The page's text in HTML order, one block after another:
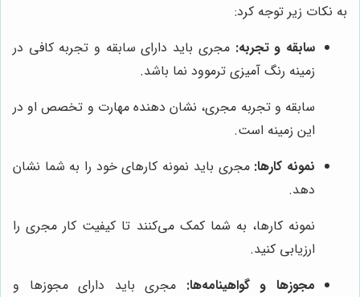
به نکات زیر توجه کرد:
سابقه و تجربه: مجری باید دارای سابقه و تجربه کافی در
زمینه رنگ آمیزی ترموود نما باشد.
سابقه و تجربه مجری، نشان دهنده مهارت و تخصص او در
این زمینه است.
نمونه کارها: مجری باید نمونه کارهای خود را به شما نشان
دهد.
نمونه کارها، به شما کمک می‌کنند تا کیفیت کار مجری را
ارزیابی کنید.
مجوزها و گواهینامه‌ها: مجری باید دارای مجوزها و